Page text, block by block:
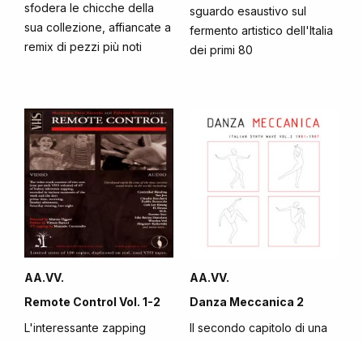
sfodera le chicche della
sua collezione, affiancate a
remix di pezzi più noti
sguardo esaustivo sul
fermento artistico dell'Italia
dei primi 80
AA.VV.
Remote Control Vol. 1-2
L'interessante zapping
AA.VV.
Danza Meccanica 2
Il secondo capitolo di una